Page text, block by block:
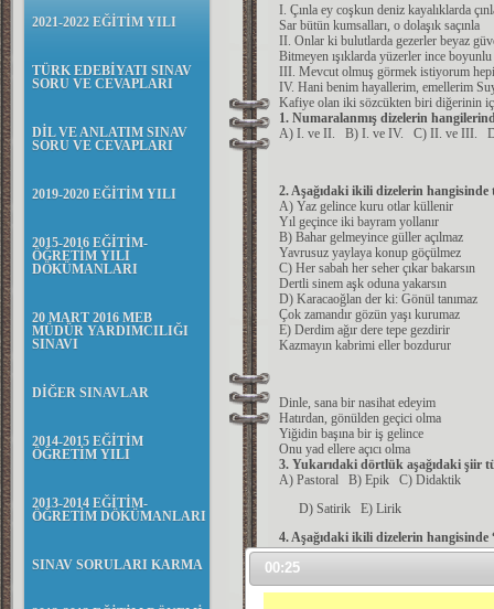
2021-2022 EĞİTİM YILI
TÜRK EDEBİYATI SINAV
SORU VE CEVAPLARI
DİL VE ANLATIM SINAV
SORU VE CEVAPLARI
2019-2020 EĞİTİM YILI
2015-2016 EĞİTİM-
ÖĞRETİM YILI
DÖKÜMANLARI
20 MART 2016 MEB
MÜDÜR YARDIMCILIĞI
SINAVI
DİĞER SINAVLAR
2014-2015 EĞİTİM
ÖĞRETİM YILI
2013-2014 EĞİTİM-
ÖĞRETİM DÖKÜMANLARI
SINAV SORULARI KARMA
I. Çınla ey coşkun deniz kayalıklarda
Sar bütün kumsalları, o dolaşık saçınla
II. Onlar ki bulutlarda gezerler beyaz
Bitmeyen ışıklarda yüzerler ince
III. Mevcut olmuş görmek istiyorum
IV. Hani benim hayallerim, emellerim
Kafiye olan iki sözcükten biri diğerinin
1. Numaralanmış dizelerin
A) I. ve II. B) I. ve IV. C) II. ve III.
2. Aşağıdaki ikili dizelerin hangisinde
A) Yaz gelince kuru otlar küllenir
Yıl geçince iki bayram yollanır
B) Bahar gelmeyince güller açılmaz
Yavrusuz yaylaya konup göçülmez
C) Her sabah her seher çıkar bakarsın
Dertli sinem aşk oduna yakarsın
D) Karacaoğlan der ki: Gönül tanımaz
Çok zamandır gözün yaşı kurumaz
E) Derdim ağır dere tepe gezdirir
Kazmayın kabrimi eller bozdurur
Dinle, sana bir nasihat edeyim
Hatırdan, gönülden geçici olma
Yiğidin başına bir iş gelince
Onu yad ellere açıcı olma
3. Yukarıdaki dörtlük aşağıdaki şiir
A) Pastoral B) Epik C) Didaktik
D) Satirik E) Lirik
4. Aşağıdaki ikili dizelerin hangisinde
A) Kûh-i Kaf dağına varana kadar
Orada yavruya kurbanlar adar
B) Bir dağ vardır, sade çakmak taşından
00:24